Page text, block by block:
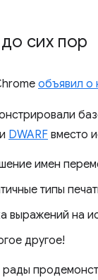
сих пор
объявил о
DWARF вместо
имен
типы
выражений на
другое!